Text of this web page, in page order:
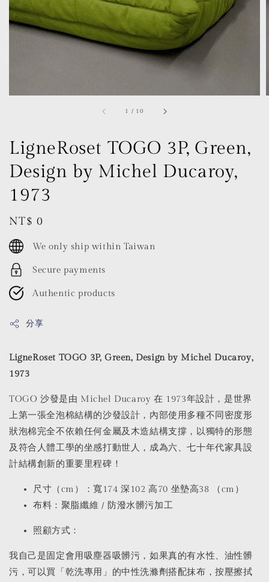
1 / 10
LigneRoset TOGO 3P, Green,
Design by Michel Ducaroy,
1973
Regular
price
NT$ 0
We only ship within Taiwan
Secure payments
Authentic products
分享
LigneRoset TOGO 3P, Green, Design by Michel Ducaroy,
1973
TOGO 沙發是由 Michel Ducaroy 在 1973年設計，是世界
上第一張全泡棉結構的沙發設計，內部使用多種不同密度形
狀泡棉完全不依賴任何金屬及木造結構支撐，以獨特的形態
及符合人體工學的坐感打動世人，成為六、七十年代家具設
計結構創新的重要里程碑！
尺寸（cm）：寬174 深102 高70 坐墊高38 （cm）
布料：聚脂纖維 / 防潑水髒污加工
照顧方式：
我自己是固定會用吸塵器吸髒污，如果真的有水性、油性髒
污，可以買「乾洗專用」的中性洗滌劑搭配抹布，按壓擦拭